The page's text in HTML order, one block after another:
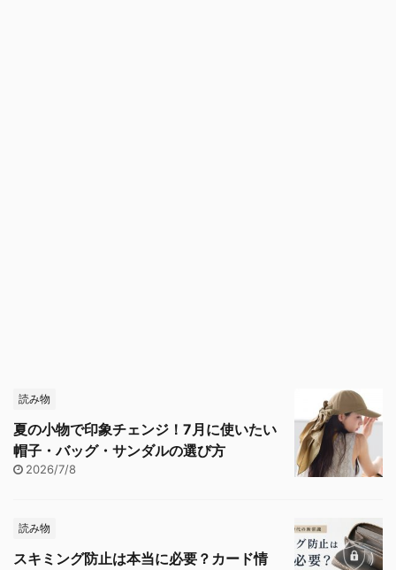
読み物
夏の小物で印象チェンジ！7月に使いたい
帽子・バッグ・サンダルの選び方
2026/7/8
読み物
スキミング防止は本当に必要？カード情